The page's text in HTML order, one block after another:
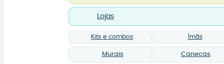
Lojas
Kits e combos Ímãs
Murais Canecas